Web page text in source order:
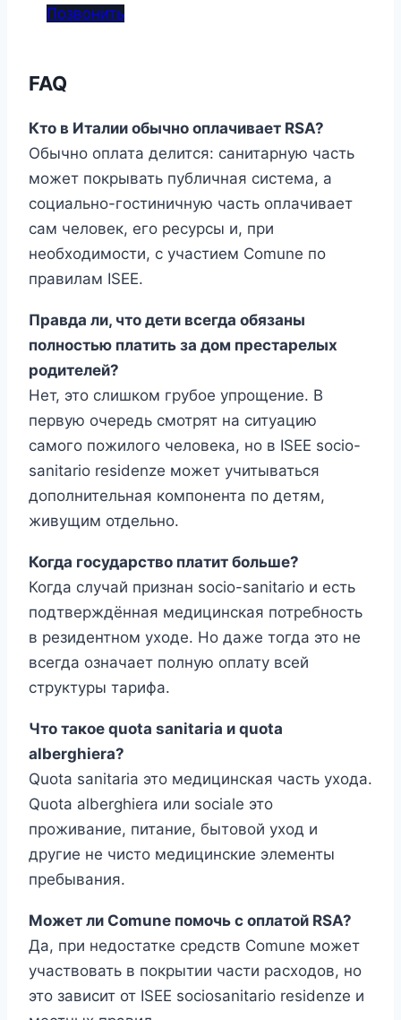
Позвонить
FAQ
Кто в Италии обычно оплачивает RSA?
Обычно оплата делится: санитарную часть
может покрывать публичная система, а
социально-гостиничную часть оплачивает
сам человек, его ресурсы и, при
необходимости, с участием Comune по
правилам ISEE.
Правда ли, что дети всегда обязаны
полностью платить за дом престарелых
родителей?
Нет, это слишком грубое упрощение. В
первую очередь смотрят на ситуацию
самого пожилого человека, но в ISEE socio-
sanitario residenze может учитываться
дополнительная компонента по детям,
живущим отдельно.
Когда государство платит больше?
Когда случай признан socio-sanitario и есть
подтверждённая медицинская потребность
в резидентном уходе. Но даже тогда это не
всегда означает полную оплату всей
структуры тарифа.
Что такое quota sanitaria и quota
alberghiera?
Quota sanitaria это медицинская часть ухода.
Quota alberghiera или sociale это
проживание, питание, бытовой уход и
другие не чисто медицинские элементы
пребывания.
Может ли Comune помочь с оплатой RSA?
Да, при недостатке средств Comune может
участвовать в покрытии части расходов, но
это зависит от ISEE sociosanitario residenze и